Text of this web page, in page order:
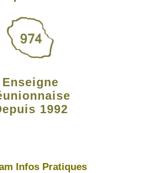
Enseigne
1992
Infos Pratiques